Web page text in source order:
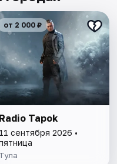
от 2 000 ₽
Radio Tapok
11 сентября 2026 •
Тула